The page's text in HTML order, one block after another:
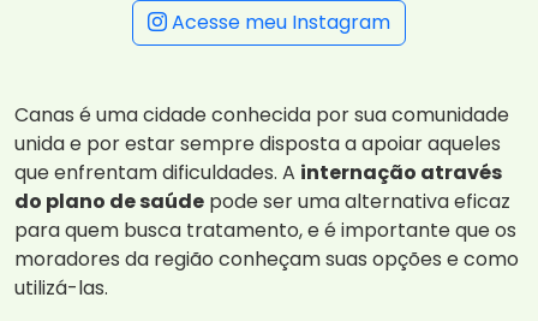
Acesse meu Instagram
Canas é uma cidade conhecida por sua comunidade
unida e por estar sempre disposta a apoiar aqueles
que enfrentam dificuldades. A internação através
do plano de saúde pode ser uma alternativa eficaz
para quem busca tratamento, e é importante que os
moradores da região conheçam suas opções e como
utilizá-las.